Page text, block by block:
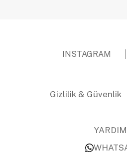
INSTAGRAM
Gizlilik & Güvenlik